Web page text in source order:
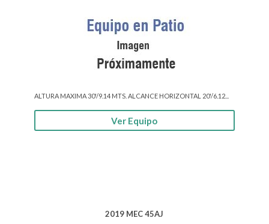
ALTURA MAXIMA 30'/9.14 MTS. ALCANCE HORIZONTAL 20'/6.12...
Ver Equipo
2019 MEC 45AJ